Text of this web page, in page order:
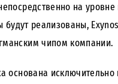
на
будут реализованы,
чипом компании.
основана исключительно